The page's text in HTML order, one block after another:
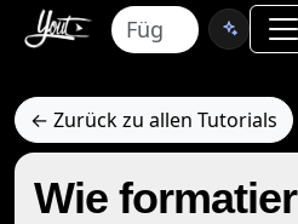
← Zurück zu allen Tutorials
Wie